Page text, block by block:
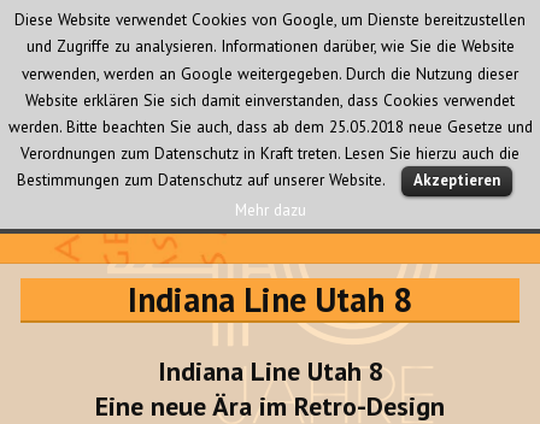
Audio Creativ
MENÜ
UND
Indiana Line Utah 8
Indiana Line Utah 8
Eine neue Ära im Retro-Design
Diese Website verwendet Cookies von Google, um Dienste bereitzustellen
und Zugriffe zu analysieren. Informationen darüber, wie Sie die Website
verwenden, werden an Google weitergegeben. Durch die Nutzung dieser
Website erklären Sie sich damit einverstanden, dass Cookies verwendet
werden. Bitte beachten Sie auch, dass ab dem 25.05.2018 neue Gesetze und
Verordnungen zum Datenschutz in Kraft treten. Lesen Sie hierzu auch die
Bestimmungen zum Datenschutz auf unserer Website.
Akzeptieren
Mehr dazu